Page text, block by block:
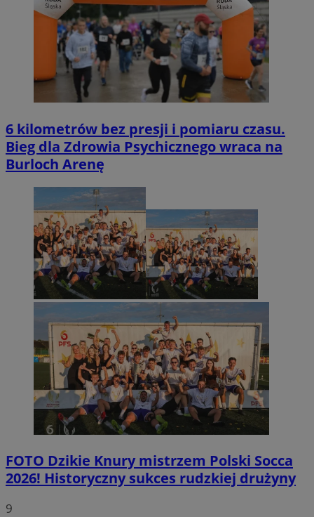
6 kilometrów bez presji i pomiaru czasu.
Bieg dla Zdrowia Psychicznego wraca na
Burloch Arenę
FOTO Dzikie Knury mistrzem Polski Socca
2026! Historyczny sukces rudzkiej drużyny
9